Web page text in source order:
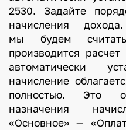
2530. Задайте
начисления
мы будем
производится
автоматически
начисление
полностью. Это
назначения
«Основное» —